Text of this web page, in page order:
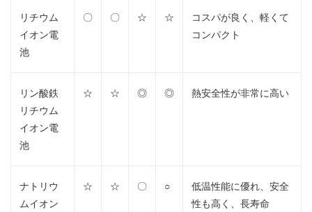
リチウム
イオン電
池​
〇 〇​ ☆​ ☆​
コスパが良く、軽くて
コンパクト
リン酸鉄
リチウム
イオン電
池​
☆ ☆​ ◎ ◎​ 熱安全性が非常に高い
ナトリウ
ムイオン
☆ ☆​ 〇​ ○​
低温性能に優れ、安全
性も高く、長寿命